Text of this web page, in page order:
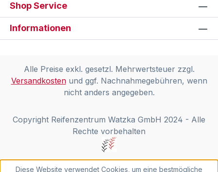
Shop Service
Informationen
Alle Preise exkl. gesetzl. Mehrwertsteuer zzgl.
Versandkostenund ggf. Nachnahmegebühren, wenn
nicht anders angegeben.
Copyright Reifenzentrum Watzka GmbH 2024 - Alle
Rechte vorbehalten
Diese Website verwendet Cookies, um eine bestmögliche